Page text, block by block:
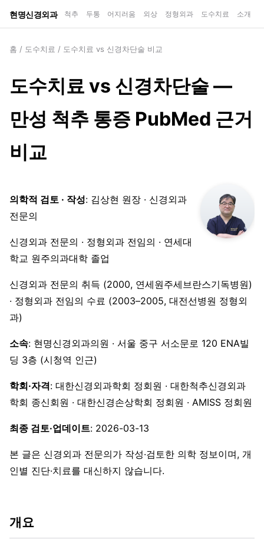
현명신경외과 척추 두통 어지러움 외상 정형외과 도수치료 소개
홈 / 도수치료 / 도수치료 vs 신경차단술 비교
도수치료 vs 신경차단술 —
만성 척추 통증 PubMed 근거
비교
의학적 검토 · 작성: 김상현 원장 · 신경외과
전문의
신경외과 전문의 · 정형외과 전임의 · 연세대
학교 원주의과대학 졸업
신경외과 전문의 취득 (2000, 연세원주세브란스기독병원)
· 정형외과 전임의 수료 (2003–2005, 대전선병원 정형외
과)
소속: 현명신경외과의원 · 서울 중구 서소문로 120 ENA빌
딩 3층 (시청역 인근)
학회·자격: 대한신경외과학회 정회원 · 대한척추신경외과
학회 종신회원 · 대한신경손상학회 정회원 · AMISS 정회원
최종 검토·업데이트: 2026-03-13
본 글은 신경외과 전문의가 작성·검토한 의학 정보이며, 개
인별 진단·치료를 대신하지 않습니다.
개요